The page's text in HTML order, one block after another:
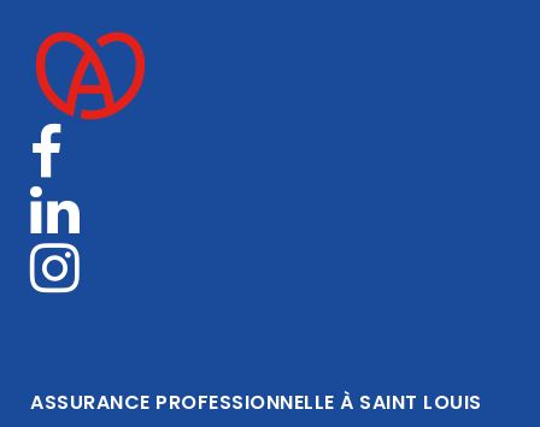
ASSURANCE PROFESSIONNELLE À SAINT LOUIS